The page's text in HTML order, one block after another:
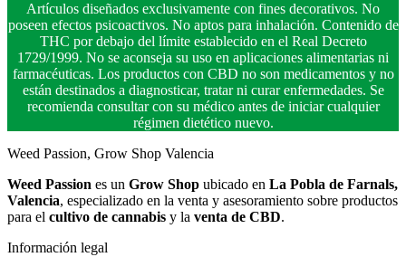
Artículos diseñados exclusivamente con fines decorativos. No
poseen efectos psicoactivos. No aptos para inhalación. Contenido de
THC por debajo del límite establecido en el Real Decreto
1729/1999. No se aconseja su uso en aplicaciones alimentarias ni
farmacéuticas. Los productos con CBD no son medicamentos y no
están destinados a diagnosticar, tratar ni curar enfermedades. Se
recomienda consultar con su médico antes de iniciar cualquier
régimen dietético nuevo.
Weed Passion, Grow Shop Valencia
Weed Passion es un Grow Shop ubicado en La Pobla de Farnals,
Valencia, especializado en la venta y asesoramiento sobre productos
para el cultivo de cannabis y la venta de CBD.
Información legal